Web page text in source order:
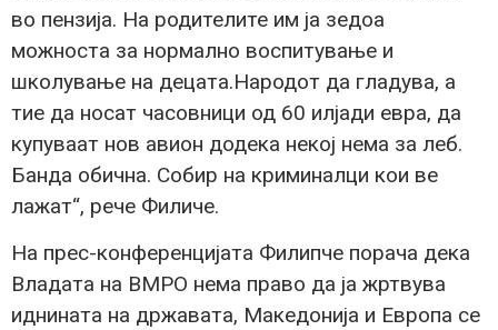
во пензија. На родителите им ја зедоа
можноста за нормално воспитување и
школување на децата.Народот да гладува, а
тие да носат часовници од 60 илјади евра, да
купуваат нов авион додека некој нема за леб.
Банда обична. Собир на криминалци кои ве
лажат“, рече Филиче.
На прес-конференцијата Филипче порача дека
Владата на ВМРО нема право да ја жртвува
иднината на државата, Македонија и Европа се